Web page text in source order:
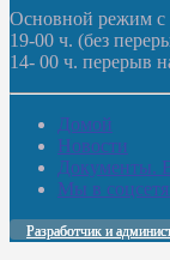
Основной режим с
19-00 ч. (без
14- 00 ч. перерыв
Домой
Новости
Документы.
Мы в
Разработчик и